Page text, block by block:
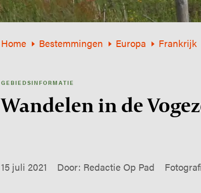
Home Bestemmingen Europa Frankrijk
GEBIEDSINFORMATIE
Wandelen in de
15 juli 2021 Door: Redactie Op Pad